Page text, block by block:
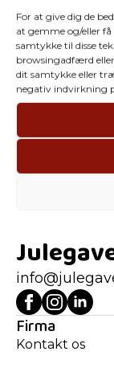
For at give dig de
at gemme og/eller
samtykke til disse
browsingadfærd
dit samtykke eller
negativ indvirkning
Opret dig
Firma
Kontakt os